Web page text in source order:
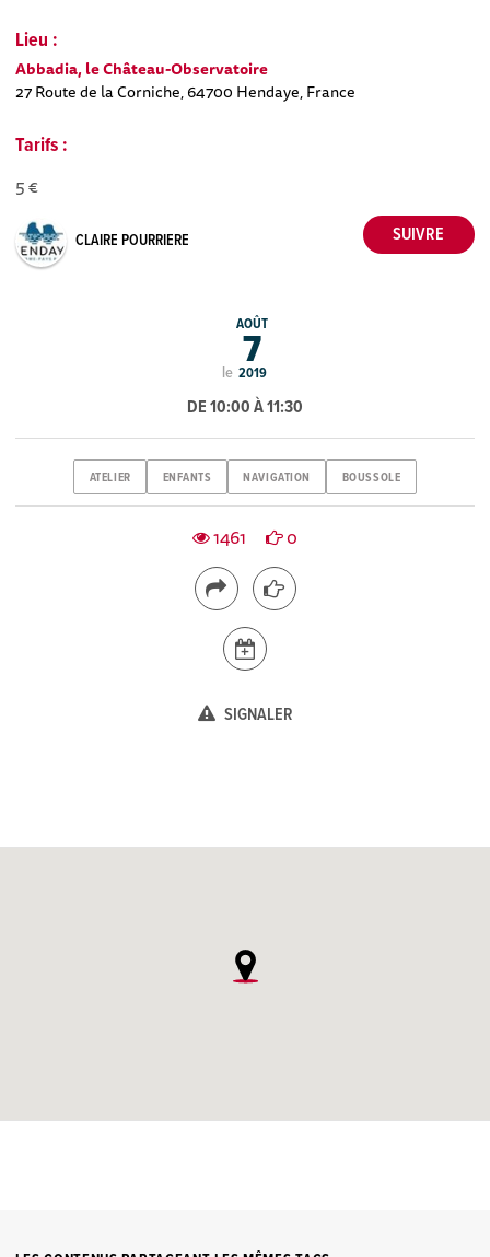
Lieu :
Abbadia, le Château-Observatoire
27 Route de la Corniche, 64700 Hendaye, France
Tarifs :
5 €
CLAIRE POURRIERE
le
AOÛT
7
2019
DE 10:00 À 11:30
ATELIER ENFANTS NAVIGATION BOUSSOLE
1461 0
SIGNALER